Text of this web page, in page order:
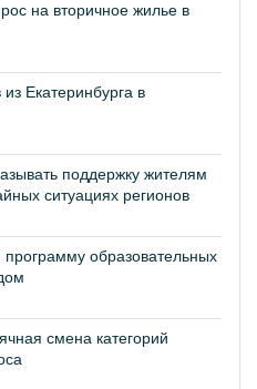
на вторичное жилье в
Екатеринбурга в
поддержку жителям
ситуациях регионов
образовательных
смена категорий